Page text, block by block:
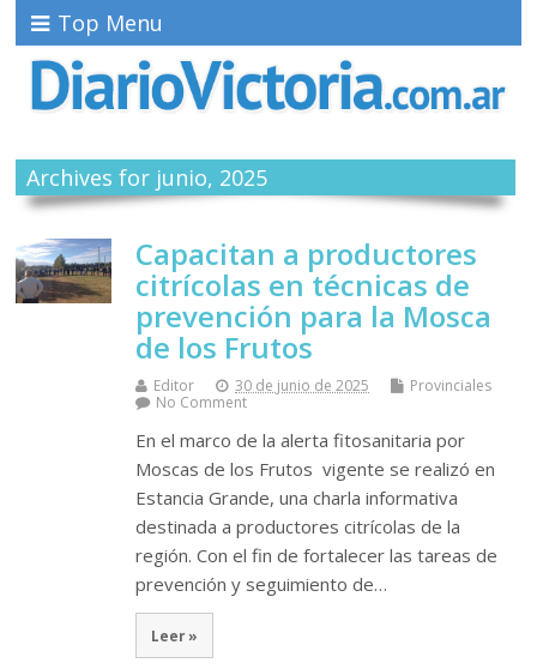
Top Menu
Archives for junio, 2025
Capacitan a productores
citrícolas en técnicas de
prevención para la Mosca
de los Frutos
Editor 30 de junio de 2025
Provinciales
No Comment
En el marco de la alerta fitosanitaria por
Moscas de los Frutos vigente se realizó en
Estancia Grande, una charla informativa
destinada a productores citrícolas de la
región. Con el fin de fortalecer las tareas de
prevención y seguimiento de…
Leer »